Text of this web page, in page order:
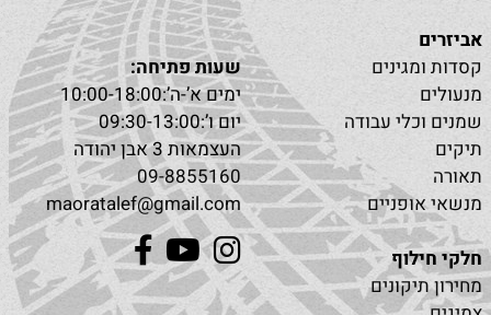
אביזרים
קסדות ומגינים
מנעולים
שמנים וכלי עבודה
תיקים
תאורה
מנשאי אופניים
חלקי חילוף
מחירון תיקונים
שעות פתיחה:
ימים א’-ה’:10:00-18:00
יום ו’:09:30-13:00
העצמאות 3 אבן יהודה
09-8855160
maoratalef@gmail.com